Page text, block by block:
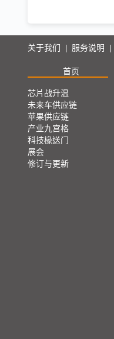
关于我们 | 服务说明 |
首页
芯片战升温
未来车供应链
苹果供应链
产业九宫格
科技椽送门
展会
修订与更新